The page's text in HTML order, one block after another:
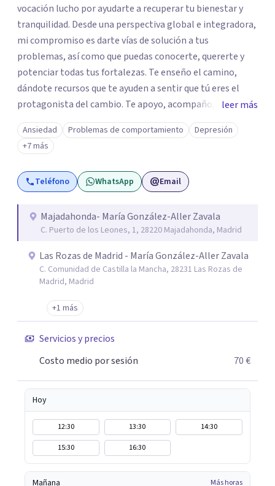
vocación lucho por ayudarte a recuperar tu bienestar y
tranquilidad. Desde una perspectiva global e integradora,
mi compromiso es darte vías de solución a tus
problemas, así como que puedas conocerte, quererte y
potenciar todas tus fortalezas. Te enseño el camino,
dándote recursos que te ayuden a sentir que tú eres el
protagonista del cambio. Te apoyo, acompaño, sostengo
y ayudo en el proceso de transformación. Nos
construimos en base a nuestra propia historia. Todo lo
que ha formado parte de nuestra experiencia de vida
influye en nuestro presente. De manera transversal y
conjunta a todas y cada una de las técnicas que
realizaremos esa conexión con nuestra parte más
esencial y auténtica. Mi terapia, con enfoque global, tiene
Mindfulness, de la tendencia Slowlife, y de la Psicología
Positiva, que nos dan un gran aporte de serenidad,
experiencia y sensibilidad. Mi vocación y método, así
de mayor prestigio.
leer más
Ansiedad Problemas de comportamiento
Depresión
+7 más
Teléfono WhatsApp Email
Majadahonda- María González-Aller Zavala
C. Puerto de los Leones, 1, 28220 Majadahonda, Madrid
Las Rozas de Madrid - María González-Aller Zavala
C. Comunidad de Castilla la Mancha, 28231 Las Rozas de
Madrid, Madrid
+1 más
Servicios y precios
Costo medio por sesión
70 €
Hoy
12:30 13:30
14:30
15:30
16:30
Mañana Más horas